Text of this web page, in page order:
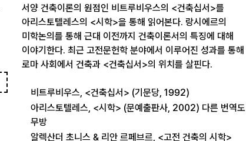
서양 건축이론의 원점인 비트루비우스의 <건축십서>를
아리스토텔레스의 <시학>을 통해 읽어본다. 랑시에르의
미학논의를 통해 근대 이전까지 건축이론서의 특징에 대해
이야기한다. 최근 고전문헌학 분야에서 이루어진 성과를 통해
로마 사회에서 건축과 <건축십서>의 위치를 살핀다.
비트루비우스, <건축십서> (기문당, 1992)
아리스토텔레스, <시학> (문예출판사, 2002) 다른 번역도
무방
알렉산더 초니스 & 리안 르페브르, <고전 건축의 시학>